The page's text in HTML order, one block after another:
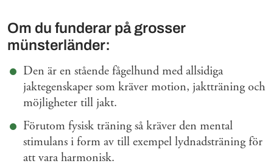
Om du funderar på grosser
münsterländer:
Den är en stående fågelhund med allsidiga
jaktegenskaper som kräver motion, jaktträning och
möjligheter till jakt.
Förutom fysisk träning så kräver den mental
stimulans i form av till exempel lydnadsträning för
att vara harmonisk.